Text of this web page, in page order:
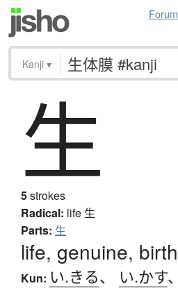
Forum
Kanji ▾
生
5strokes
Radical: life 生
Parts: 生
life, genuine, birth
Kun: い.きる、 い.かす、